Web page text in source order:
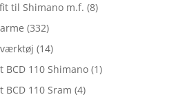
til Shimano m.f. (8)
(332)
(14)
110 Shimano (1)
110 Sram (4)